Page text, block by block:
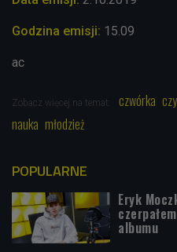
Godzina emisji: 15.09
ac
Zobacz więcej na temat: czwórka
nauka młodzież
POPULARNE
Eryk
albumu